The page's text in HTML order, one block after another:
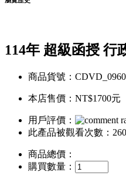
114年 超級函授 行
商品貨號：
本店售價： NT$1700元
用戶評價：
此產品被觀看次數：260
商品總價：
購買數量：